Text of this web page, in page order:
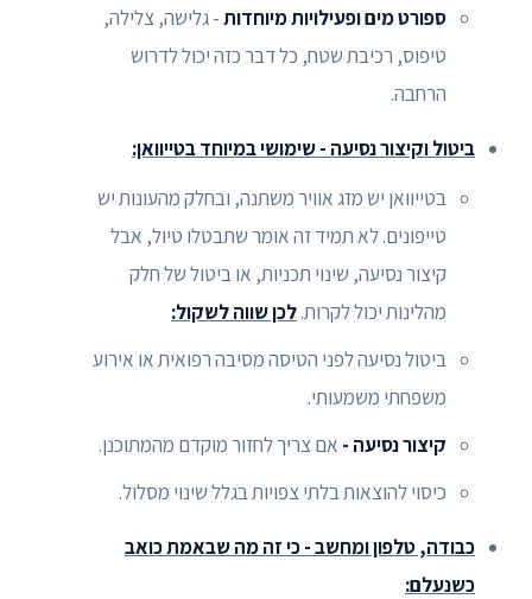
ספורט מים ופעילויות מיוחדות- גלישה, צלילה,
טיפוס, רכיבת שטח, כל דבר כזה יכול לדרוש
הרחבה.
ביטול וקיצור נסיעה - שימושי במיוחד בטייוואן:
בטייוואן יש מזג אוויר משתנה, ובחלק מהעונות יש
טייפונים. לא תמיד זה אומר שתבטלו טיול, אבל
קיצור נסיעה, שינוי תכניות, או ביטול של חלק
מהלינות יכול לקרות.לכן שווה לשקול:
ביטול נסיעה לפני הטיסה מסיבה רפואית או אירוע
משפחתי משמעותי.
קיצור נסיעה - אם צריך לחזור מוקדם מהמתוכנן.
כיסוי להוצאות בלתי צפויות בגלל שינוי מסלול.
כבודה, טלפון ומחשב - כי זה מה שבאמת כואב
כשנעלם: